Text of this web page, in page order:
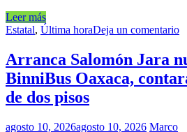
Leer más
Estatal, Última horaDeja un comentario
Arranca Salomón Jara
BinniBus Oaxaca,
de dos pisos
agosto 10, 2026agosto 10, 2026 Marco